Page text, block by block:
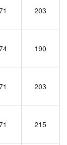
203
190
203
215